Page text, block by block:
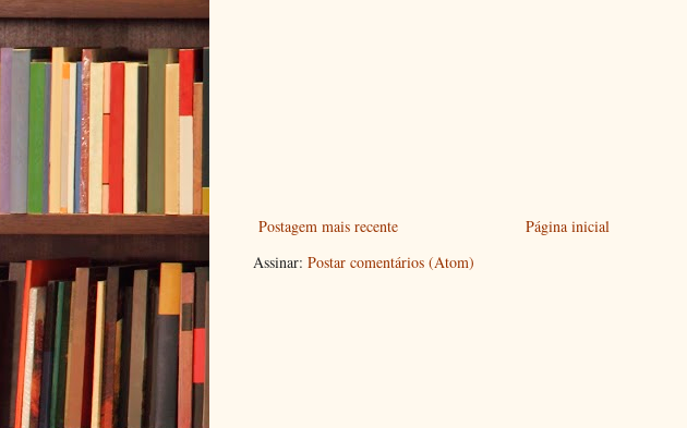
Postagem mais recente
Página inicial
Assinar: Postar comentários (Atom)